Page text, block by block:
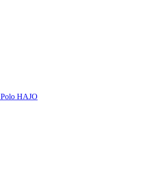
Polo HAJO